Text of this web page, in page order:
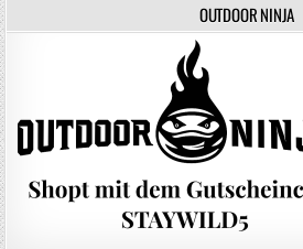
OUTDOOR NINJA